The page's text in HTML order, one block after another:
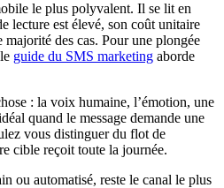
le plus polyvalent. Il se lit en
lecture est élevé, son coût unitaire
des cas. Pour une plongée
guide du SMS marketing aborde
: la voix humaine, l’émotion, une
quand le message demande une
vous distinguer du flot de
cible reçoit toute la journée.
ou automatisé, reste le canal le plus